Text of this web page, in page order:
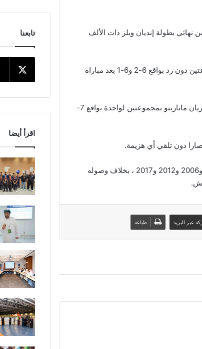
نهائي بطولة إنديان ويلز ذات الألف
وصعد فيدرير لثمن النهائي بعد الفوز على الصربي فيليب كراينوفيتش بمجموعتين دون رد بواقع 6-2 و6-1 بعد مباراة
وسيلتقي فيدرير في ثمن النهائي مع جيريمي شاردي الذي تمكن من إقصاء أدريان مانارينو بمجموعتين لواحدة بواقع 7-
وسبق وتوج السويسري ببطولة إنديان ويلز خمس مرات أعوام 2004 و2005 و2006 و2012 و2017 ، بخلاف وصوله
عبر البريد طباعة
تابعنا
اقرأ أيضا